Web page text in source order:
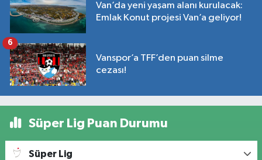
Van’da yeni yaşam alanı kurulacak:
Emlak Konut projesi Van’a geliyor!
Vanspor’a TFF’den puan silme
cezası!
6
Süper Lig Puan Durumu
Süper Lig